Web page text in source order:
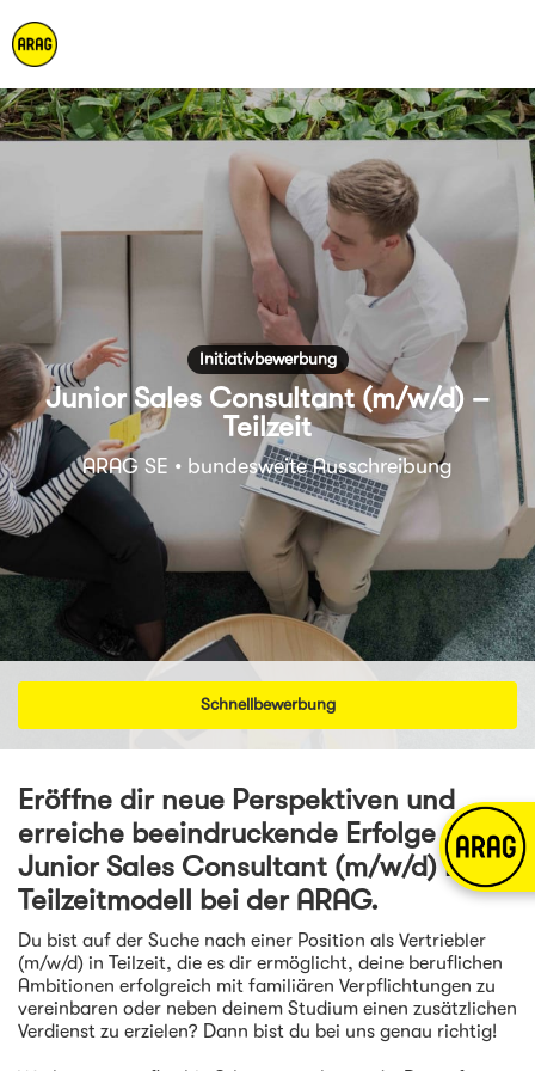
Initiativbewerbung
Junior Sales Consultant (m/w/d) –
Teilzeit
ARAG SE • bundesweite Ausschreibung
Schnellbewerbung
Eröffne dir neue Perspektiven und
erreiche beeindruckende Erfolge - als
Junior Sales Consultant (m/w/d) im
Teilzeitmodell bei der ARAG.
Du bist auf der Suche nach einer Position als Vertriebler
(m/w/d) in Teilzeit, die es dir ermöglicht, deine beruflichen
Ambitionen erfolgreich mit familiären Verpflichtungen zu
vereinbaren oder neben deinem Studium einen zusätzlichen
Verdienst zu erzielen? Dann bist du bei uns genau richtig!